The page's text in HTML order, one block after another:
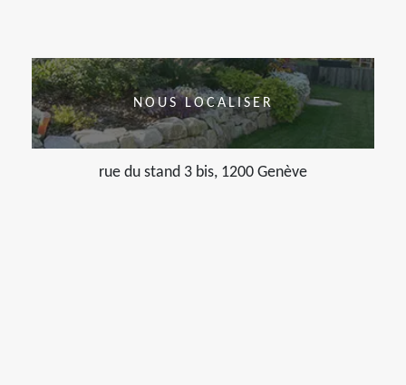
NOUS LOCALISER
rue du stand 3 bis, 1200 Genève